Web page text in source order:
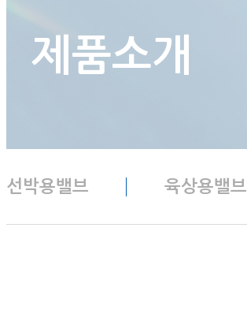
제품소개
선박용밸브 육상용밸브